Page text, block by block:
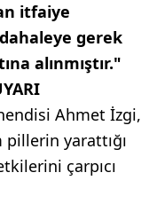
itfaiye
gerek
alınmıştır."
Ahmet İzgi,
pillerin yarattığı
çarpıcı